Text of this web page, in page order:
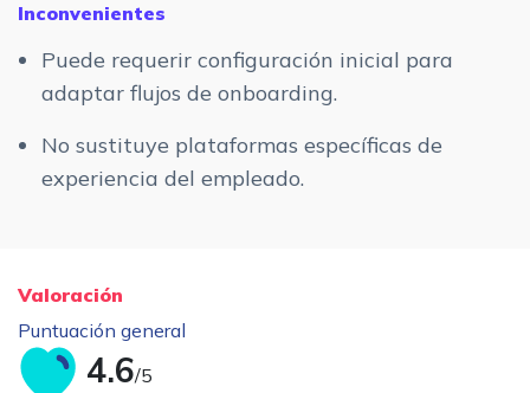
Inconvenientes
Puede requerir configuración inicial para
adaptar flujos de onboarding.
No sustituye plataformas específicas de
experiencia del empleado.
Valoración
Puntuación general
4.6/5